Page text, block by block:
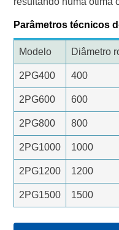
Parâmetros técnicos
Modelo Diâmetro
2PG400 400
2PG600 600
2PG800 800
2PG1000 1000
2PG1200 1200
2PG1500 1500